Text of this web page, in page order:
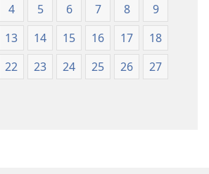
l-
Iskrittura
Mqaddsa
(Reviżjoni
Ġdida
taʼ
Iskrittura
Mqaddsa
4 5 6 7 8
9
13 14 15 16 17
18
22 23 24 25 26
27